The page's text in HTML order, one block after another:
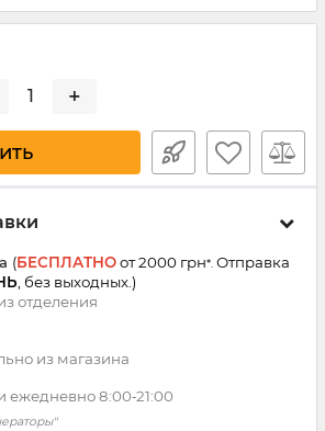
+
(БЕСПЛАТНОот 2000 грн*. Отправка
, без выходных.)
отделения
из магазина
ежедневно 8:00‑21:00